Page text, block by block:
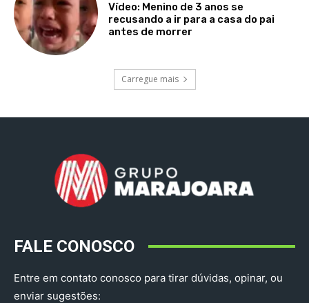
Vídeo: Menino de 3 anos se
recusando a ir para a casa do pai
antes de morrer
Carregue mais
FALE CONOSCO
Entre em contato conosco para tirar dúvidas, opinar, ou
enviar sugestões: